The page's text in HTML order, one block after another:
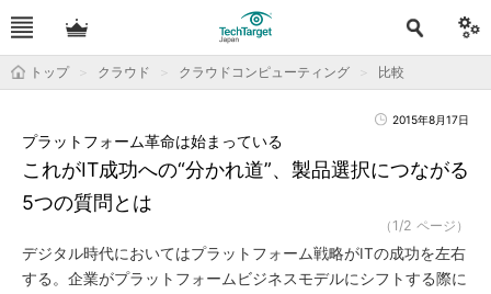
トップ クラウド クラウドコンピューティング 比較
2015年8月17日
これがIT成功への“分かれ道”、製品選択につながる
5つの質問とは
プラットフォーム革命は始まっている
（1/2 ページ）
デジタル時代においてはプラットフォーム戦略がITの成功を左右
する。企業がプラットフォームビジネスモデルにシフトする際に